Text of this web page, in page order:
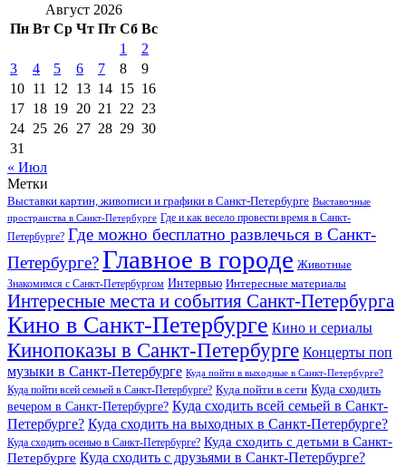
Август 2026
Пн Вт Ср Чт Пт Сб Вс
1
2
3
4 5 6 7 8
9
10 11 12 13 14 15 16
17 18 19 20 21 22 23
24 25 26 27 28 29 30
31
« Июл
Метки
Выставки картин, живописи и графики в Санкт-Петербурге Выставочные
пространства в Санкт-Петербурге Где и как весело провести время в Санкт-
Петербурге? Где можно бесплатно развлечься в Санкт-
Петербурге?Главное в городе Животные
Знакомимся с Санкт-Петербургом Интервью Интересные материалы
Интересные места и события Санкт-Петербурга
Кино в Санкт-Петербурге Кино и сериалы
Кинопоказы в Санкт-Петербурге Концерты поп
музыки в Санкт-Петербурге Куда пойти в выходные в Санкт-Петербурге?
Куда пойти всей семьей в Санкт-Петербурге? Куда пойти в сети Куда сходить
вечером в Санкт-Петербурге? Куда сходить всей семьей в Санкт-
Петербурге? Куда сходить на выходных в Санкт-Петербурге?
Куда сходить осенью в Санкт-Петербурге? Куда сходить с детьми в Санкт-
Петербурге Куда сходить с друзьями в Санкт-Петербурге?